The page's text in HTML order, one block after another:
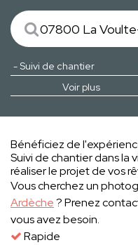
Voir plus
Bénéficiez de
Suivi de chantier dans la
réaliser le projet de vos
Vous cherchez un
Ardèche? Prenez
vous avez besoin.
Rapide